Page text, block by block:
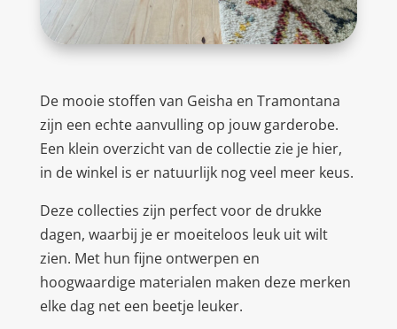
De mooie stoffen van Geisha en Tramontana
zijn een echte aanvulling op jouw garderobe.
Een klein overzicht van de collectie zie je hier,
in de winkel is er natuurlijk nog veel meer keus.
Deze collecties zijn perfect voor de drukke
dagen, waarbij je er moeiteloos leuk uit wilt
zien. Met hun fijne ontwerpen en
hoogwaardige materialen maken deze merken
elke dag net een beetje leuker.